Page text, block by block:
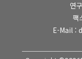
연
팩
E-Mail :